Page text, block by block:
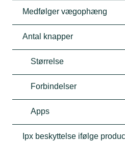
Medfølger vægophæng
Antal knapper
Størrelse
Forbindelser
Apps
Ipx beskyttelse ifølge